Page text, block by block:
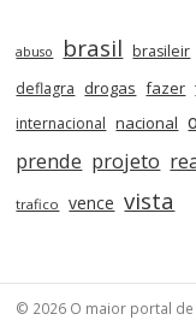
abuso brasil brasileir
deflagra drogas fazer
internacional nacional
prende projeto
trafico vence vista
© 2026 O maior portal de